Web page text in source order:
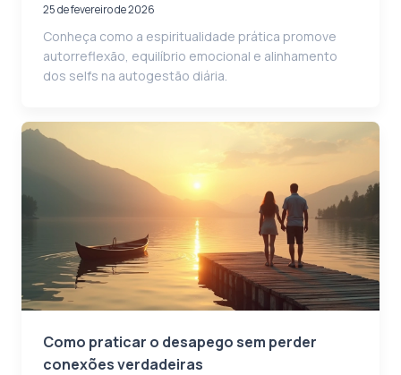
25 de fevereiro de 2026
Conheça como a espiritualidade prática promove
autorreflexão, equilíbrio emocional e alinhamento
dos selfs na autogestão diária.
Como praticar o desapego sem perder
conexões verdadeiras